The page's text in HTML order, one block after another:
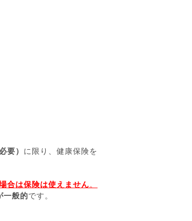
要） に限り、健康保険を
合は保険は使えません。
一般的です。